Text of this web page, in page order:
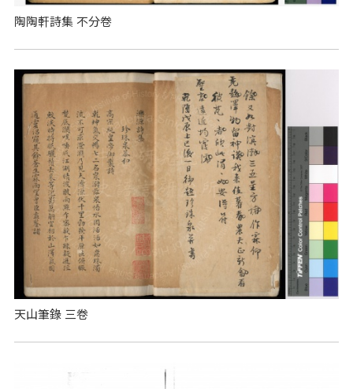
陶陶軒詩集 不分卷
天山筆錄 三卷